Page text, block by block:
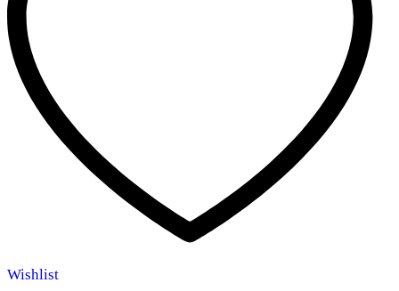
Wishlist